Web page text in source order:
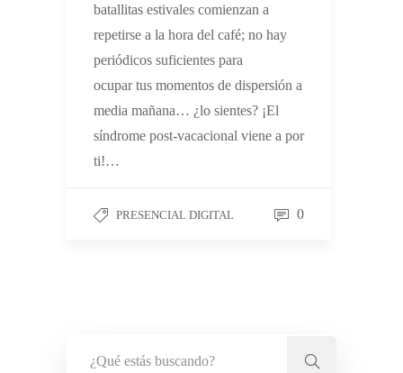
batallitas estivales comienzan a
repetirse a la hora del café; no hay
periódicos suficientes para
ocupar tus momentos de dispersión a
media mañana… ¿lo sientes? ¡El
síndrome post-vacacional viene a por
ti!…
PRESENCIAL DIGITAL 0